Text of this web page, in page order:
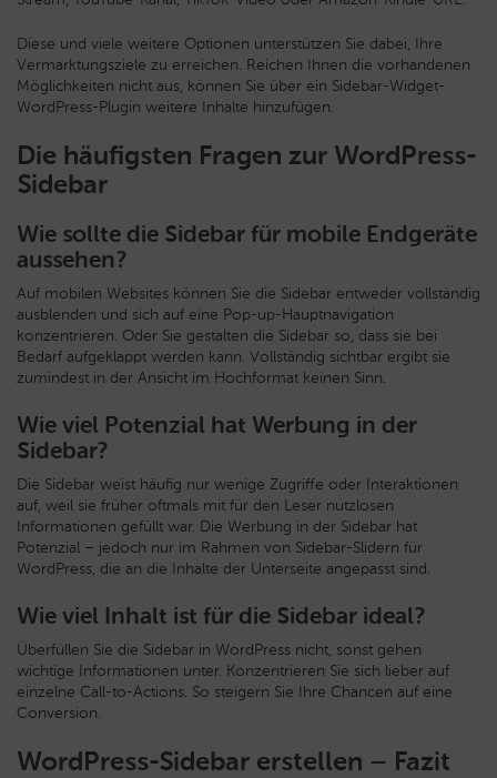
Diese und viele weitere Optionen unterstützen Sie dabei, Ihre
Vermarktungsziele zu erreichen. Reichen Ihnen die vorhandenen
Möglichkeiten nicht aus, können Sie über ein Sidebar-Widget-
WordPress-Plugin weitere Inhalte hinzufügen.
Die häufigsten Fragen zur WordPress-
Sidebar
Wie sollte die Sidebar für mobile Endgeräte
aussehen?
Auf mobilen Websites können Sie die Sidebar entweder vollständig
ausblenden und sich auf eine Pop-up-Hauptnavigation
konzentrieren. Oder Sie gestalten die Sidebar so, dass sie bei
Bedarf aufgeklappt werden kann. Vollständig sichtbar ergibt sie
zumindest in der Ansicht im Hochformat keinen Sinn.
Wie viel Potenzial hat Werbung in der
Sidebar?
Die Sidebar weist häufig nur wenige Zugriffe oder Interaktionen
auf, weil sie früher oftmals mit für den Leser nutzlosen
Informationen gefüllt war. Die Werbung in der Sidebar hat
Potenzial – jedoch nur im Rahmen von Sidebar-Slidern für
WordPress, die an die Inhalte der Unterseite angepasst sind.
Wie viel Inhalt ist für die Sidebar ideal?
Überfüllen Sie die Sidebar in WordPress nicht, sonst gehen
wichtige Informationen unter. Konzentrieren Sie sich lieber auf
einzelne Call-to-Actions. So steigern Sie Ihre Chancen auf eine
Conversion.
WordPress-Sidebar erstellen – Fazit